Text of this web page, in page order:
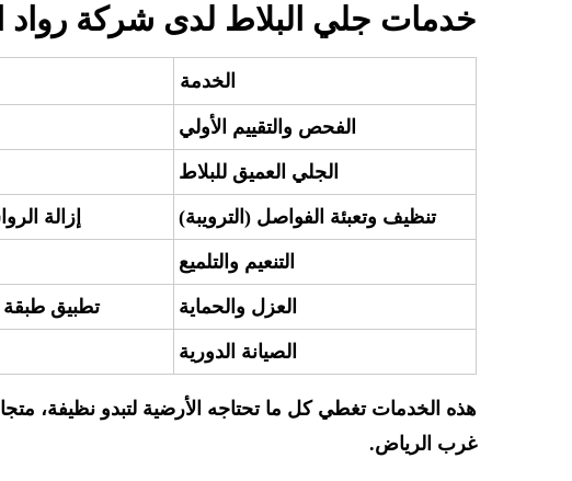
خدمات جلي البلاط لدى شركة رواد
الخدمة
الفحص والتقييم الأولي
الجلي العميق للبلاط
تنظيف وتعبئة الفواصل (الترويبة) إزالة
التنعيم والتلميع
العزل والحماية تطبيق طبقة
الصيانة الدورية
هذه الخدمات تغطي كل ما تحتاجه الأرضية لتبدو نظيفة،
غرب الرياض.